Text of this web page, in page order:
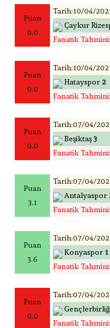
Puan
0.0
Tarih:10/04/
Çaykur
Fanatik Tahmini:
Puan
0.0
Tarih:10/04/
Hatayspor 2
Fanatik Tahmini:
Puan
0.0
Tarih:07/04/
Beşiktaş 3
Fanatik
Puan
3.1
Tarih:07/04/
Antalyaspor
Fanatik Tahmini:
Puan
3.6
Tarih:07/04/
Konyaspor 1
Fanatik
Puan
0.0
Tarih:07/04/
Fanatik